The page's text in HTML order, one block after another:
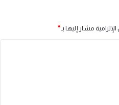
مشار إليها بـ *